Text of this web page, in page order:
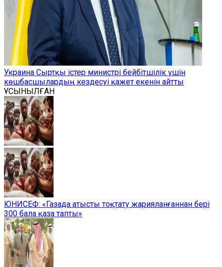
Украина Сыртқы істер министрі бейбітшілік үшін
көшбасшылардың кездесуі қажет екенін айтты
ҰСЫНЫЛҒАН
ЮНИСЕФ: «Газада атысты тоқтату жарияланғаннан бері
300 бала қаза тапты»